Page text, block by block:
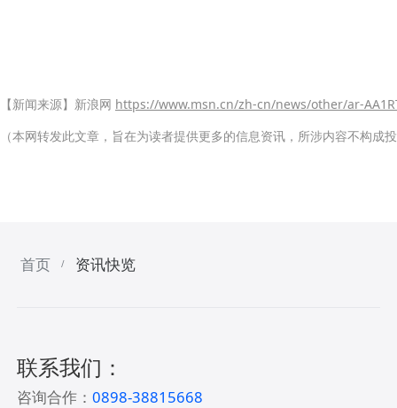
【新闻来源】新浪网 https://www.msn.cn/zh-cn/news/other/ar-
（本网转发此文章，旨在为读者提供更多的信息资讯，所涉内容不构
首页 / 资讯快览
联系我们：
咨询合作：0898-38815668